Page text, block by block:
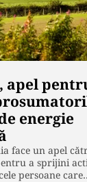
apel
energie
face un apel
a sprijini
persoane